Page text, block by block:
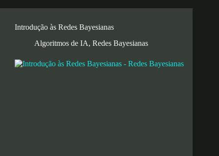
Introdução às Redes Bayesianas
Algoritmos de IA, Redes Bayesianas